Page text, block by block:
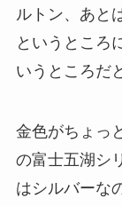
ルトン、あと
というところ
いうところだ
金色がちょっ
の富士五湖シ
はシルバーな